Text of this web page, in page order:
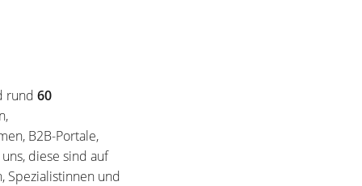
rund 60
B2B-Portale,
diese sind auf
Spezialistinnen und